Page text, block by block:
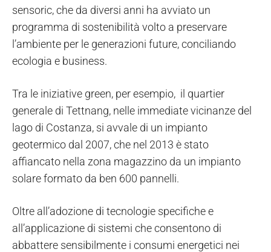
sensoric, che da diversi anni ha avviato un
programma di sostenibilità volto a preservare
l’ambiente per le generazioni future, conciliando
ecologia e business.
Tra le iniziative green, per esempio, il quartier
generale di Tettnang, nelle immediate vicinanze del
lago di Costanza, si avvale di un impianto
geotermico dal 2007, che nel 2013 è stato
affiancato nella zona magazzino da un impianto
solare formato da ben 600 pannelli.
Oltre all’adozione di tecnologie specifiche e
all’applicazione di sistemi che consentono di
abbattere sensibilmente i consumi energetici nei